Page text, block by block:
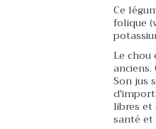
Ce
folique
Le
Son jus
libres
santé